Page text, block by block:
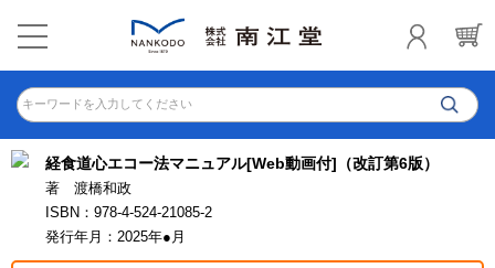
キーワードを入力してください
経食道心エコー法マニュアル[Web動画付]（改訂第6版）
著 渡橋和政
ISBN：978-4-524-21085-2
発行年月：2025年●月